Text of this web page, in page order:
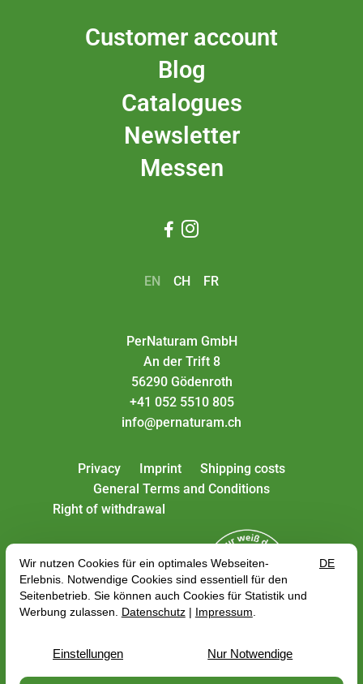
Customer account
Blog
Catalogues
Newsletter
Messen
 
EN CH FR
PerNaturam GmbH
An der Trift 8
56290 Gödenroth
+41 052 5510 805
info@pernaturam.ch
Privacy Imprint
Shipping costs
General Terms and Conditions
Right of withdrawal